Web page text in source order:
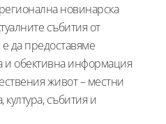
новинарска
събития от
да предоставяме
обективна информация
живот – местни
събития и